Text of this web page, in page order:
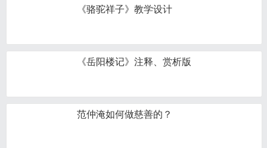
《骆驼祥子》教学设计
《岳阳楼记》注释、赏析版
范仲淹如何做慈善的？